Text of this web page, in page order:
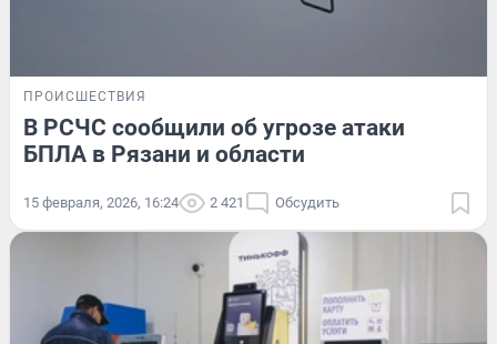
ПРОИСШЕСТВИЯ
В РСЧС сообщили об угрозе атаки
БПЛА в Рязани и области
15 февраля, 2026, 16:24 2 421 Обсудить